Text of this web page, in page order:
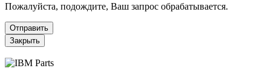
Пожалуйста, подождите, Ваш запрос обрабатывается.
Отправить
Закрыть